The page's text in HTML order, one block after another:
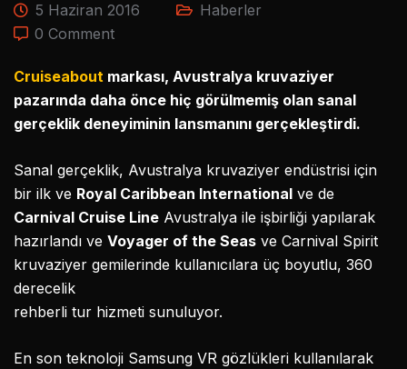
5 Haziran 2016
Haberler
0 Comment
Cruiseabout markası, Avustralya kruvaziyer
pazarında daha önce hiç görülmemiş olan sanal
gerçeklik deneyiminin lansmanını gerçekleştirdi.
Sanal gerçeklik, Avustralya kruvaziyer endüstrisi için
bir ilk ve Royal Caribbean International ve de
Carnival Cruise Line Avustralya ile işbirliği yapılarak
hazırlandı ve Voyager of the Seas ve Carnival Spirit
kruvaziyer gemilerinde kullanıcılara üç boyutlu, 360
derecelik
rehberli tur hizmeti sunuluyor.
En son teknoloji Samsung VR gözlükleri kullanılarak